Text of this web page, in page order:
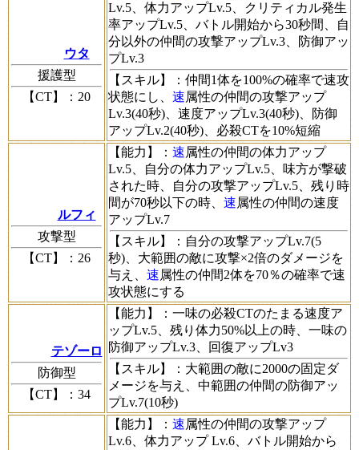
ウタ
援護型
【CT】
：20
Lv.5、体力アップLv.5、クリティカル発生
率アップLv.5、バトル開始から30秒間、自
分以外の仲間の攻撃アップLv.3、防御アッ
プLv.3
【スキル】
：仲間1体を100%の確率で速攻
状態にし、 速属性の仲間の攻撃アップ
Lv.3(40秒)、速度アップLv.3(40秒)、防御
アップLv.2(40秒)、必殺CTを10%短縮
ルフィ
攻撃型
【CT】
：26
【能力】 ： 速属性の仲間の体力アップ
Lv.5、自分の体力アップLv.5、味方が撃破
された時、自分の攻撃アップLv.5、残り時
間が70秒以下の時、 速属性の仲間の速度
アップLv.7
【スキル】
：自分の攻撃アップLv.7(5
秒)、大範囲の敵に攻撃×2倍のダメージを
与え、 速属性の仲間2体を70％の確率で速
攻状態にする
テゾーロ
防御型
【CT】
：34
【能力】
：一味の必殺CTのたまる速度ア
ップLv.5、残り体力50%以上の時、一味の
防御アップLv.3、回復アップLv3
【スキル】
：大範囲の敵に2000の固定ダ
メージを与え、中範囲の仲間の防御アッ
プLv.7(10秒)
【能力】 ： 速属性の仲間の攻撃アップ
Lv.6、体力アップ Lv.6、バトル開始から